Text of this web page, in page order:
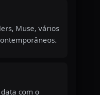
Muse, vários
com o